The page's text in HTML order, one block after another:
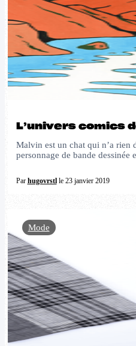
L’univers comics
Malvin est un chat qui n’a rien
personnage de bande dessinée
Par hugovrstlle 23 janvier 2019
Mode